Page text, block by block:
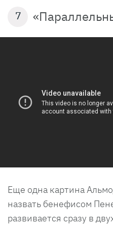
7
Еще одна картина
назвать бенефисом
развивается сразу в